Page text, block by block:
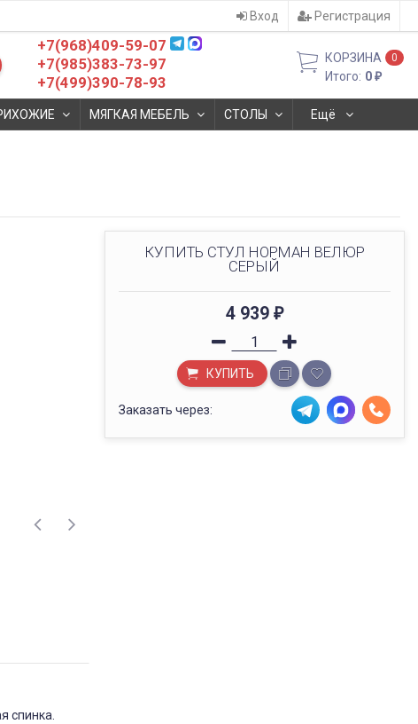
Вход Регистрация
+7(968)409-59-07
+7(985)383-73-97
+7(499)390-78-93
КОРЗИНА 0
Итого: 0₽
МЯГКАЯ МЕБЕЛЬ СТОЛЫ Ещё
КУПИТЬ СТУЛ НОРМАН ВЕЛЮР
СЕРЫЙ
4 939 ₽
КУПИТЬ
Заказать через:
спинка.